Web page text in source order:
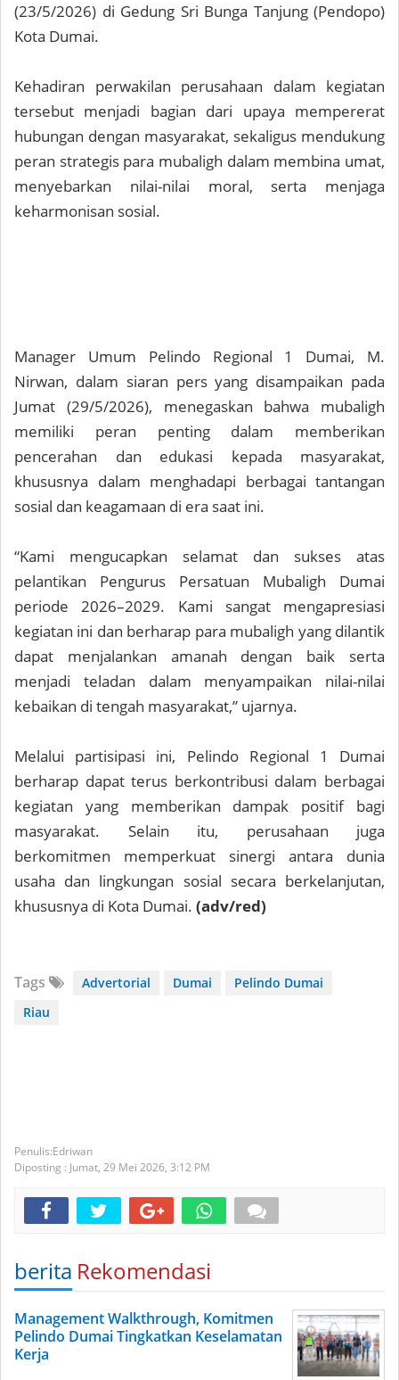
(23/5/2026) di Gedung Sri Bunga Tanjung (Pendopo)
Kota Dumai.
Kehadiran perwakilan perusahaan dalam kegiatan
tersebut menjadi bagian dari upaya mempererat
hubungan dengan masyarakat, sekaligus mendukung
peran strategis para mubaligh dalam membina umat,
menyebarkan nilai-nilai moral, serta menjaga
keharmonisan sosial.
Manager Umum Pelindo Regional 1 Dumai, M.
Nirwan, dalam siaran pers yang disampaikan pada
Jumat (29/5/2026), menegaskan bahwa mubaligh
memiliki peran penting dalam memberikan
pencerahan dan edukasi kepada masyarakat,
khususnya dalam menghadapi berbagai tantangan
sosial dan keagamaan di era saat ini.
“Kami mengucapkan selamat dan sukses atas
pelantikan Pengurus Persatuan Mubaligh Dumai
periode 2026–2029. Kami sangat mengapresiasi
kegiatan ini dan berharap para mubaligh yang dilantik
dapat menjalankan amanah dengan baik serta
menjadi teladan dalam menyampaikan nilai-nilai
kebaikan di tengah masyarakat,” ujarnya.
Melalui partisipasi ini, Pelindo Regional 1 Dumai
berharap dapat terus berkontribusi dalam berbagai
kegiatan yang memberikan dampak positif bagi
masyarakat. Selain itu, perusahaan juga
berkomitmen memperkuat sinergi antara dunia
usaha dan lingkungan sosial secara berkelanjutan,
khususnya di Kota Dumai. (adv/red)
Tags Advertorial Dumai
Pelindo Dumai
Riau
Edriwan
Diposting : Jumat, 29 Mei 2026, 3:12 PM
berita Rekomendasi
Management Walkthrough, Komitmen
Pelindo Dumai Tingkatkan Keselamatan
Kerja